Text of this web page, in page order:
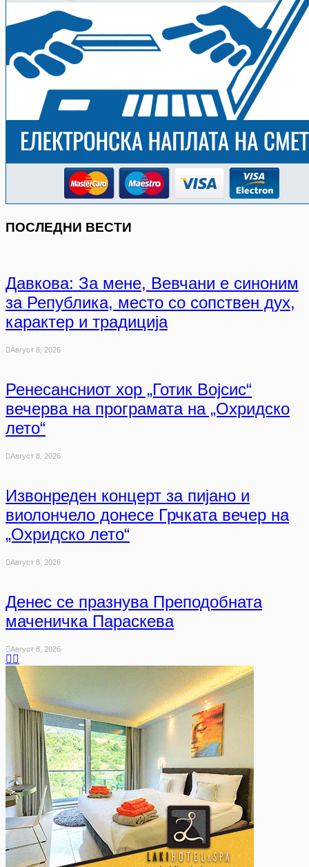
ПОСЛЕДНИ ВЕСТИ
Давкова: За мене, Вевчани е синоним
за Република, место со сопствен дух,
карактер и традиција
Август 8, 2026
Ренесансниот хор „Готик Војсис“
вечерва на програмата на „Охридско
лето“
Август 8, 2026
Извонреден концерт за пијано и
виолончело донесе Грчката вечер на
„Охридско лето“
Август 8, 2026
Денес се празнува Преподобната
маченичка Параскева
Август 8, 2026